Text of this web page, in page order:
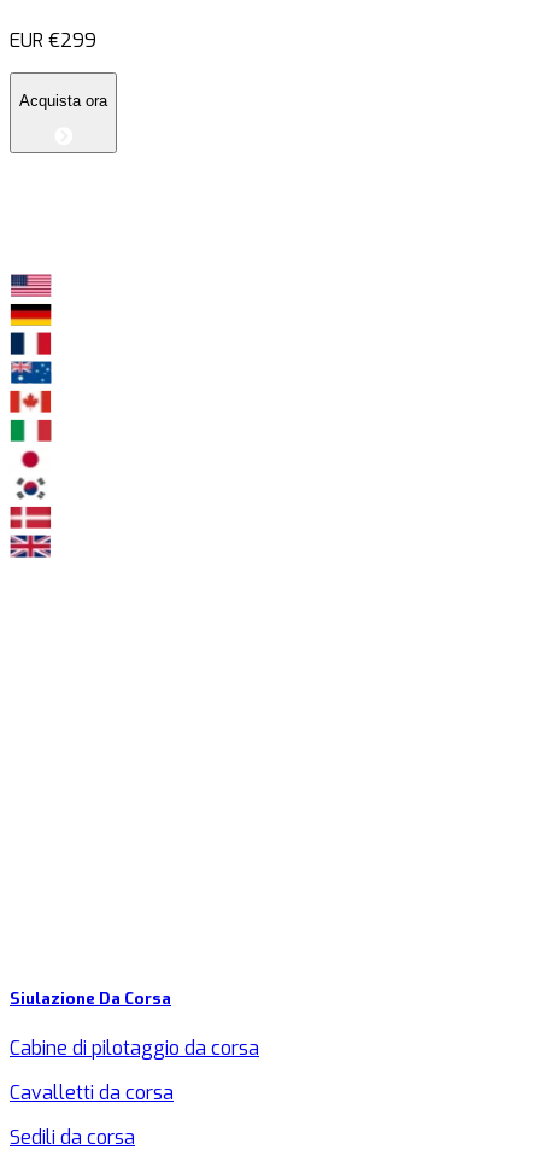
EUR €299
Acquista ora
Siulazione Da Corsa
Cabine di pilotaggio da corsa
Cavalletti da corsa
Sedili da corsa